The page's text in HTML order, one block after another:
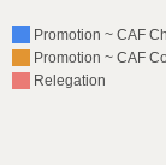
Promotion ~ CAF
Promotion ~ CAF
Relegation